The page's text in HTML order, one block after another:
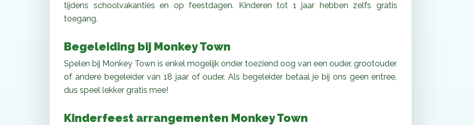
tijdens schoolvakanties en op feestdagen. Kinderen tot 1 jaar hebben zelfs gratis
toegang.
Begeleiding bij Monkey Town
Spelen bij Monkey Town is enkel mogelijk onder toeziend oog van een ouder, grootouder
of andere begeleider van 18 jaar of ouder. Als begeleider betaal je bij ons geen entree,
dus speel lekker gratis mee!
Kinderfeest arrangementen Monkey Town